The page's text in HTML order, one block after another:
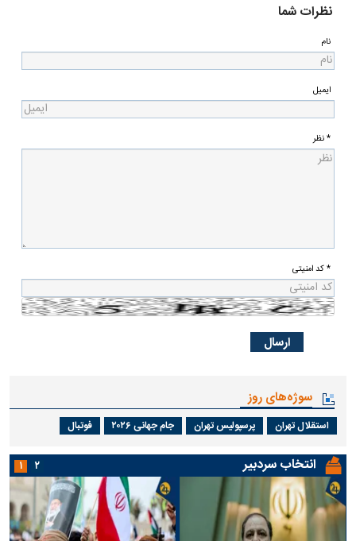
نظرات شما
نام
ایمیل
* نظر
* کد امنیتی
سوژه‌های روز
استقلال تهران پرسپولیس تهران جام جهانی ۲۰۲۶ فوتبال
انتخاب سردبیر ۱ ۲